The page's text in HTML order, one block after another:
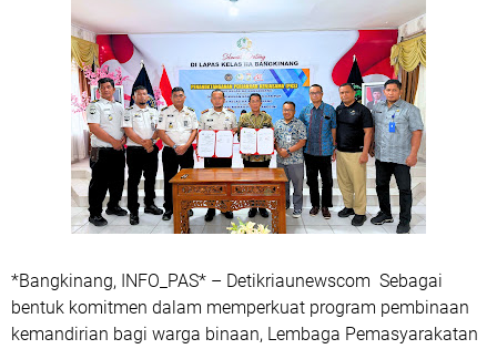
*Bangkinang, INFO_PAS* – Detikriaunewscom Sebagai
bentuk komitmen dalam memperkuat program pembinaan
kemandirian bagi warga binaan, Lembaga Pemasyarakatan